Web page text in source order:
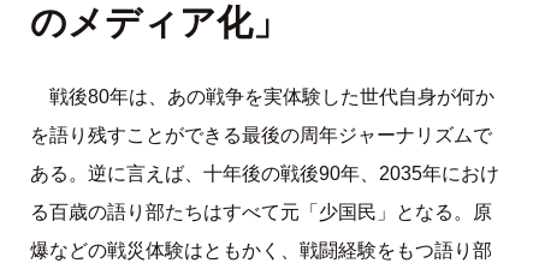
のメディア化」
戦後80年は、あの戦争を実体験した世代自身が何か
を語り残すことができる最後の周年ジャーナリズムで
ある。逆に言えば、十年後の戦後90年、2035年におけ
る百歳の語り部たちはすべて元「少国民」となる。原
爆などの戦災体験はともかく、戦闘経験をもつ語り部